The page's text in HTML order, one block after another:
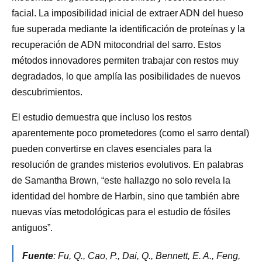
facial. La imposibilidad inicial de extraer ADN del hueso
fue superada mediante la identificación de proteínas y la
recuperación de ADN mitocondrial del sarro. Estos
métodos innovadores permiten trabajar con restos muy
degradados, lo que amplía las posibilidades de nuevos
descubrimientos.
El estudio demuestra que incluso los restos
aparentemente poco prometedores (como el sarro dental)
pueden convertirse en claves esenciales para la
resolución de grandes misterios evolutivos. En palabras
de Samantha Brown, “este hallazgo no solo revela la
identidad del hombre de Harbin, sino que también abre
nuevas vías metodológicas para el estudio de fósiles
antiguos”.
Fuente: Fu, Q., Cao, P., Dai, Q., Bennett, E. A., Feng,